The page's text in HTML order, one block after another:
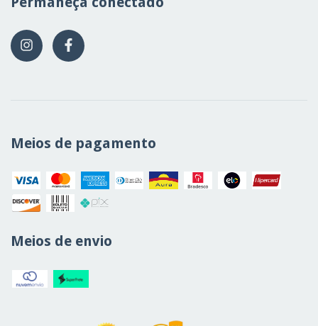
Meios de pagamento
Meios de envio